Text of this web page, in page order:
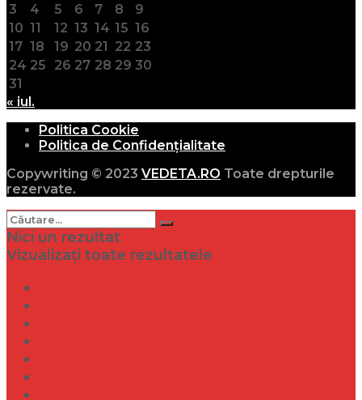
3
4 5 6 7 8
9
10 11 12 13 14 15 16
17 18 19 20 21 22 23
24 25 26 27 28 29 30
31
« iul.
Politica Cookie
Politica de Confidențialitate
Copywriting © 2023 VEDETA.RO Toate drepturile
rezervate.
Nici un rezultat
Vizualizați toate rezultatele